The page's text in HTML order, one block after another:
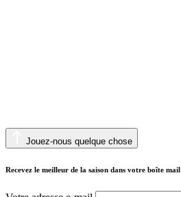
Jouez-nous quelque chose
Recevez le meilleur de la saison dans votre boîte mail